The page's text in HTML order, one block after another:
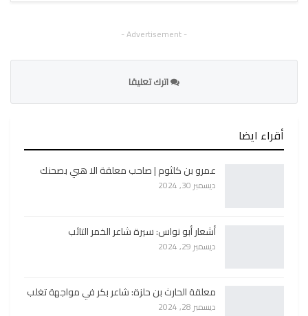
- Advertisement -
اترك تعليقا
أقراء ايضا
عمرو بن كلثوم | صاحب معلقة الا هبي بصحنك
ديسمبر 30, 2024
أشعار أبو نواس: سيرة شاعر الخمر التائب
ديسمبر 29, 2024
معلقة الحارث بن حلزة: شاعر بكر في مواجهة تغلب
ديسمبر 28, 2024